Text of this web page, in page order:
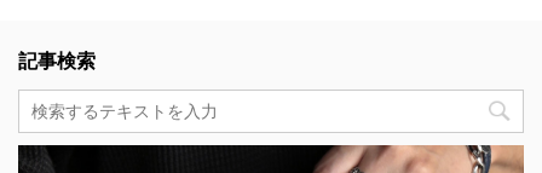
記事検索